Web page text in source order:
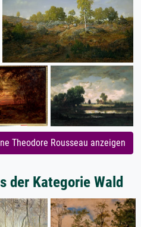
Theodore Rousseau anzeigen
der Kategorie Wald